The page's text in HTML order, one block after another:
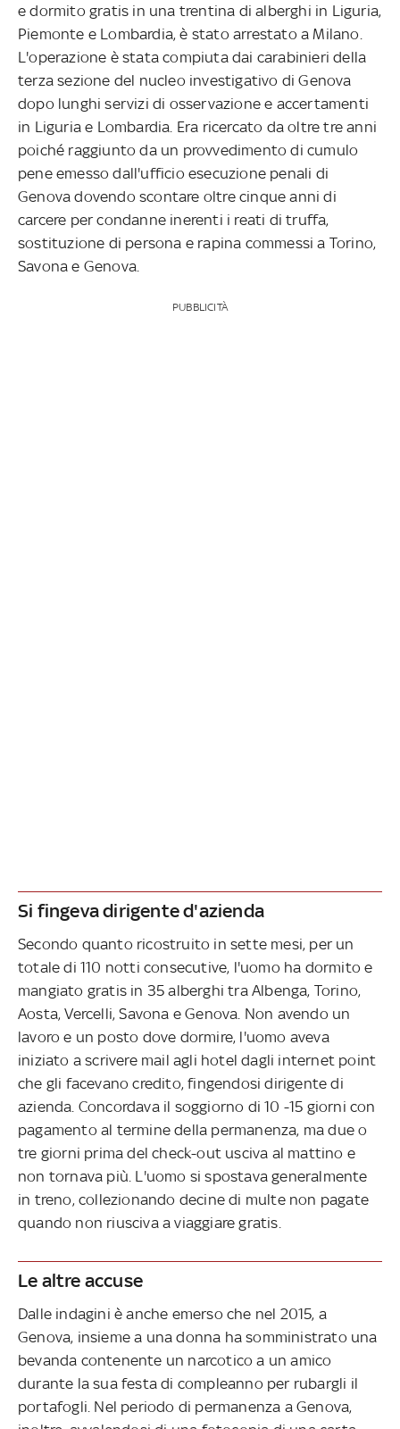
e dormito gratis in una trentina di alberghi in Liguria,
Piemonte e Lombardia, è stato arrestato a Milano.
L'operazione è stata compiuta dai carabinieri della
terza sezione del nucleo investigativo di Genova
dopo lunghi servizi di osservazione e accertamenti
in Liguria e Lombardia. Era ricercato da oltre tre anni
poiché raggiunto da un provvedimento di cumulo
pene emesso dall'ufficio esecuzione penali di
Genova dovendo scontare oltre cinque anni di
carcere per condanne inerenti i reati di truffa,
sostituzione di persona e rapina commessi a Torino,
Savona e Genova.
PUBBLICITÀ
Si fingeva dirigente d'azienda
Secondo quanto ricostruito in sette mesi, per un
totale di 110 notti consecutive, l'uomo ha dormito e
mangiato gratis in 35 alberghi tra Albenga, Torino,
Aosta, Vercelli, Savona e Genova. Non avendo un
lavoro e un posto dove dormire, l'uomo aveva
iniziato a scrivere mail agli hotel dagli internet point
che gli facevano credito, fingendosi dirigente di
azienda. Concordava il soggiorno di 10 -15 giorni con
pagamento al termine della permanenza, ma due o
tre giorni prima del check-out usciva al mattino e
non tornava più. L'uomo si spostava generalmente
in treno, collezionando decine di multe non pagate
quando non riusciva a viaggiare gratis.
Le altre accuse
Dalle indagini è anche emerso che nel 2015, a
Genova, insieme a una donna ha somministrato una
bevanda contenente un narcotico a un amico
durante la sua festa di compleanno per rubargli il
portafogli. Nel periodo di permanenza a Genova,